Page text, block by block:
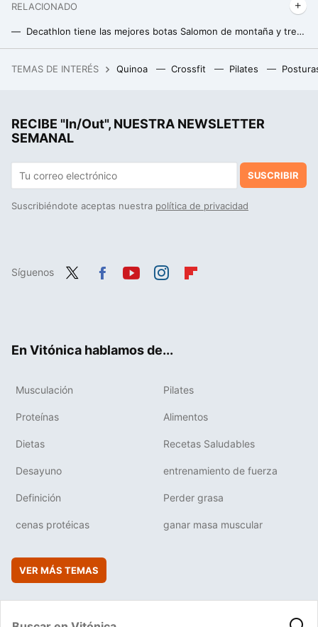
RELACIONADO
Decathlon tiene las mejores botas Salomon de montaña y trekking para los expertos en senderismo
La cena saludable perfecta, con solo tres ingredientes, fácil y rápida
TEMAS DE INTERÉS Quinoa Crossfit Pilates
RECIBE "In/Out", NUESTRA NEWSLETTER
SEMANAL
SUSCRIBIR
Suscribiéndote aceptas nuestra política de privacidad
Síguenos
En Vitónica hablamos de...
Musculación Pilates
Proteínas Alimentos
Dietas Recetas Saludables
Desayuno entrenamiento de fuerza
Definición Perder grasa
cenas protéicas ganar masa muscular
VER MÁS TEMAS